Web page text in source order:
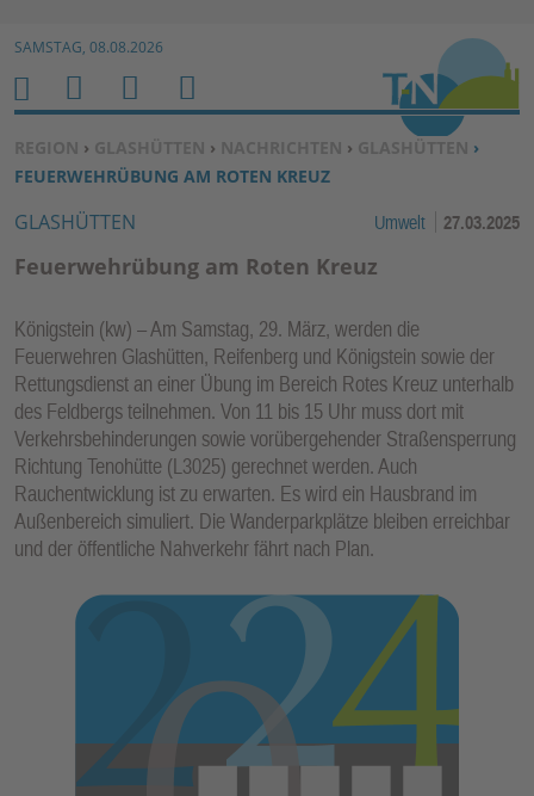
Zum Inhalt springen ↓
SAMSTAG, 08.08.2026
SIE BEFINDEN SICH HIER:
REGION › GLASHÜTTEN › NACHRICHTEN › GLASHÜTTEN ›
FEUERWEHRÜBUNG AM ROTEN KREUZ
GLASHÜTTEN Umwelt 27.03.2025
Feuerwehrübung am Roten Kreuz
Königstein (kw) – Am Samstag, 29. März, werden die
Feuerwehren Glashütten, Reifenberg und Königstein sowie der
Rettungsdienst an einer Übung im Bereich Rotes Kreuz unterhalb
des Feldbergs teilnehmen. Von 11 bis 15 Uhr muss dort mit
Verkehrsbehinderungen sowie vorübergehender Straßensperrung
Richtung Tenohütte (L3025) gerechnet werden. Auch
Rauchentwicklung ist zu erwarten. Es wird ein Hausbrand im
Außenbereich simuliert. Die Wanderparkplätze bleiben erreichbar
und der öffentliche Nahverkehr fährt nach Plan.
H
O
M
E
M
E
N
U
S
U
C
H
E
N
B
E
N
Z
R
F
U
N
K
TI
O
N
E
N